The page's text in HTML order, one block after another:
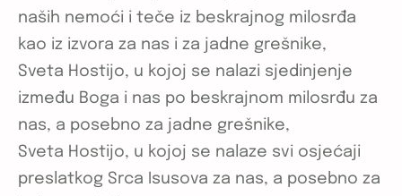
naših nemoći i teče iz beskrajnog milosrđa
kao iz izvora za nas i za jadne grešnike,
Sveta Hostijo, u kojoj se nalazi sjedinjenje
između Boga i nas po beskrajnom milosrđu za
nas, a posebno za jadne grešnike,
Sveta Hostijo, u kojoj se nalaze svi osjećaji
preslatkog Srca Isusova za nas, a posebno za